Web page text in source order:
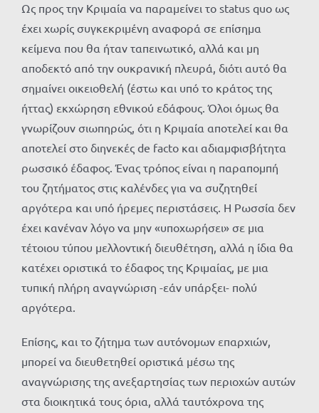
Ως προς την Κριμαία να παραμείνει το status quo ως
έχει χωρίς συγκεκριμένη αναφορά σε επίσημα
κείμενα που θα ήταν ταπεινωτικό, αλλά και μη
αποδεκτό από την ουκρανική πλευρά, διότι αυτό θα
σημαίνει οικειοθελή (έστω και υπό το κράτος της
ήττας) εκχώρηση εθνικού εδάφους. Όλοι όμως θα
γνωρίζουν σιωπηρώς, ότι η Κριμαία αποτελεί και θα
αποτελεί στο διηνεκές de facto και αδιαμφισβήτητα
ρωσσικό έδαφος. Ένας τρόπος είναι η παραπομπή
του ζητήματος στις καλένδες για να συζητηθεί
αργότερα και υπό ήρεμες περιστάσεις. Η Ρωσσία δεν
έχει κανέναν λόγο να μην «υποχωρήσει» σε μια
τέτοιου τύπου μελλοντική διευθέτηση, αλλά η ίδια θα
κατέχει οριστικά το έδαφος της Κριμαίας, με μια
τυπική πλήρη αναγνώριση -εάν υπάρξει- πολύ
αργότερα.
Επίσης, και το ζήτημα των αυτόνομων επαρχιών,
μπορεί να διευθετηθεί οριστικά μέσω της
αναγνώρισης της ανεξαρτησίας των περιοχών αυτών
στα διοικητικά τους όρια, αλλά ταυτόχρονα της